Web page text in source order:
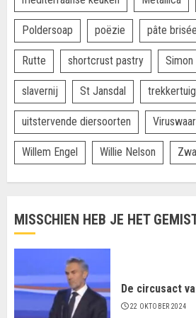
Poldersoap poëzie pâte brisée
Rutte shortcrust pastry
slavernij St Jansdal trekkertuig
uitstervende diersoorten
Willem Engel Willie Nelson
MISSCHIEN HEB JE HET
De circusact
22 OKTOBER 2024